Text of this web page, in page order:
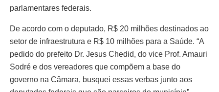
parlamentares federais.
De acordo com o deputado, R$ 20 milhões destinados ao
setor de infraestrutura e R$ 10 milhões para a Saúde. “A
pedido do prefeito Dr. Jesus Chedid, do vice Prof. Amauri
Sodré e dos vereadores que compõem a base do
governo na Câmara, busquei essas verbas junto aos